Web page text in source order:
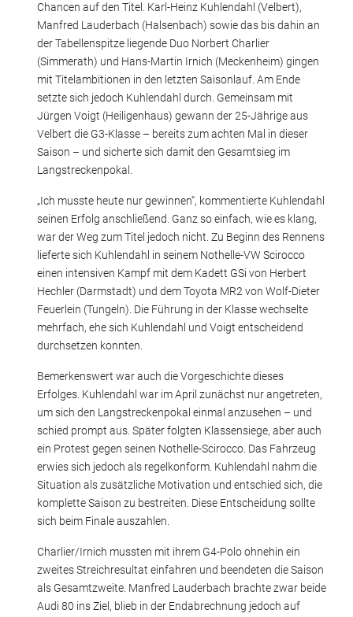
Chancen auf den Titel. Karl-Heinz Kuhlendahl (Velbert),
Manfred Lauderbach (Halsenbach) sowie das bis dahin an
der Tabellenspitze liegende Duo Norbert Charlier
(Simmerath) und Hans-Martin Irnich (Meckenheim) gingen
mit Titelambitionen in den letzten Saisonlauf. Am Ende
setzte sich jedoch Kuhlendahl durch. Gemeinsam mit
Jürgen Voigt (Heiligenhaus) gewann der 25-Jährige aus
Velbert die G3-Klasse – bereits zum achten Mal in dieser
Saison – und sicherte sich damit den Gesamtsieg im
Langstreckenpokal.
„Ich musste heute nur gewinnen“, kommentierte Kuhlendahl
seinen Erfolg anschließend. Ganz so einfach, wie es klang,
war der Weg zum Titel jedoch nicht. Zu Beginn des Rennens
lieferte sich Kuhlendahl in seinem Nothelle-VW Scirocco
einen intensiven Kampf mit dem Kadett GSi von Herbert
Hechler (Darmstadt) und dem Toyota MR2 von Wolf-Dieter
Feuerlein (Tungeln). Die Führung in der Klasse wechselte
mehrfach, ehe sich Kuhlendahl und Voigt entscheidend
durchsetzen konnten.
Bemerkenswert war auch die Vorgeschichte dieses
Erfolges. Kuhlendahl war im April zunächst nur angetreten,
um sich den Langstreckenpokal einmal anzusehen – und
schied prompt aus. Später folgten Klassensiege, aber auch
ein Protest gegen seinen Nothelle-Scirocco. Das Fahrzeug
erwies sich jedoch als regelkonform. Kuhlendahl nahm die
Situation als zusätzliche Motivation und entschied sich, die
komplette Saison zu bestreiten. Diese Entscheidung sollte
sich beim Finale auszahlen.
Charlier/Irnich mussten mit ihrem G4-Polo ohnehin ein
zweites Streichresultat einfahren und beendeten die Saison
als Gesamtzweite. Manfred Lauderbach brachte zwar beide
Audi 80 ins Ziel, blieb in der Endabrechnung jedoch auf